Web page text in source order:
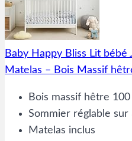
Baby Happy Bliss Lit bébé
Matelas – Bois Massif
Bois massif hêtre 100
Sommier réglable sur
Matelas inclus